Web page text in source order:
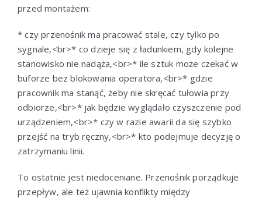
przed montażem:
* czy przenośnik ma pracować stale, czy tylko po
sygnale,<br>* co dzieje się z ładunkiem, gdy kolejne
stanowisko nie nadąża,<br>* ile sztuk może czekać w
buforze bez blokowania operatora,<br>* gdzie
pracownik ma stanąć, żeby nie skręcać tułowia przy
odbiorze,<br>* jak będzie wyglądało czyszczenie pod
urządzeniem,<br>* czy w razie awarii da się szybko
przejść na tryb ręczny,<br>* kto podejmuje decyzję o
zatrzymaniu linii.
To ostatnie jest niedoceniane. Przenośnik porządkuje
przepływ, ale też ujawnia konflikty między